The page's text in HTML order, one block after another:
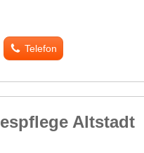
Telefon
Altstadt